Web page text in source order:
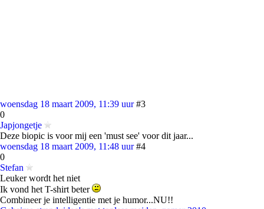
woensdag 18 maart 2009, 11:39 uur #3
0
Japjongetje
Deze biopic is voor mij een 'must see' voor dit jaar...
woensdag 18 maart 2009, 11:48 uur #4
0
Stefan
Leuker wordt het niet
Ik vond het T-shirt beter
Combineer je intelligentie met je humor...NU!!